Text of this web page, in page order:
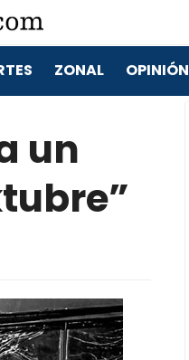
ZONAL OPINIÓN
un